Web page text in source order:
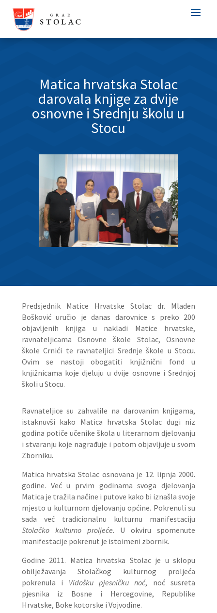
Matica hrvatska Stolac
darovala knjige za dvije
osnovne i Srednju školu u
Stocu
Predsjednik Matice Hrvatske Stolac dr. Mladen
Bošković uručio je danas darovnice s preko 200
objavljenih knjiga u nakladi Matice hrvatske,
ravnateljicama Osnovne škole Stolac, Osnovne
škole Crnići te ravnateljici Srednje škole u Stocu.
Ovim se nastoji obogatiti knjižnični fond u
knjižnicama koje djeluju u dvije osnovne i Srednjoj
školi u Stocu.
Ravnateljice su zahvalile na darovanim knjigama,
istaknuvši kako Matica hrvatska Stolac dugi niz
godina potiče učenike škola u literarnom djelovanju
i stvaranju koje nagrađuje i potom objavljuje u svom
Zborniku.
Matica hrvatska Stolac osnovana je 12. lipnja 2000.
godine. Već u prvim godinama svoga djelovanja
Matica je tražila načine i putove kako bi iznašla svoje
mjesto u kulturnom djelovanju općine. Pokrenuli su
sada već tradicionalnu kulturnu manifestaciju
Stolačko kulturno proljeće. U okviru spomenute
manifestacije pokrenut je istoimeni zbornik.
Godine 2011. Matica hrvatska Stolac je u sklopu
obilježavanja Stolačkog kulturnog proljeća
pokrenula i Vidošku pjesničku noć, noć susreta
pjesnika iz Bosne i Hercegovine, Republike
Hrvatske, Boke kotorske i Vojvodine.